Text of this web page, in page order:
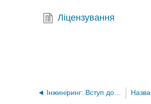
Ліцензування
Інжиніринг: Вступ до середньої школи Назва